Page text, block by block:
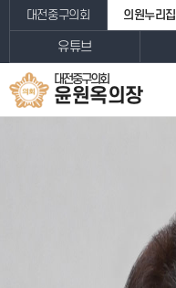
본문바로가기
대전중구의회 의원누리집
유튜브
대전중구의회
윤원옥의장